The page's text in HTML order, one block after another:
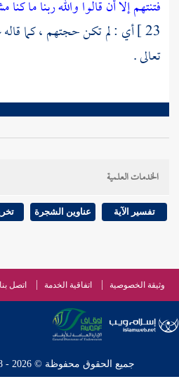
فتنتهم إلا أن قالوا والله ربنا ما
23 ] أي : لم تكن حجتهم ، كما
تعالى .
الخدمات العلمية
تفسير الآية عناوين الشجرة
وثيقة الخصوصية اتفاقية الخدمة اتصل بنا
جميع الحقوق محفوظة © 2026 - 1998 لشبكة إسلام ويب